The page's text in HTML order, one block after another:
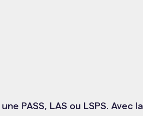
PASS, LAS ou LSPS. Avec la